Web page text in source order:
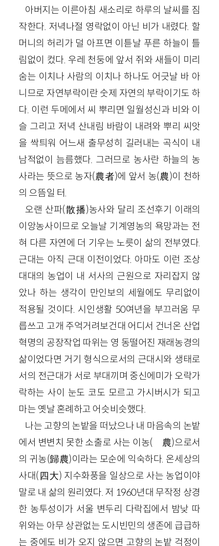
아버지는 이른아침 새소리로 하루의 날씨를 짐
작한다. 저녁나절 영락없이 아닌 비가 내렸다. 할
머니의 허리가 덜 아프면 이튿날 푸른 하늘이 틀
림없이 컸다. 우레 천둥에 앞서 쥐와 새들이 미리
숨는 이치나 사람의 이치나 하나도 어긋날 바 아
니므로 자연부락이란 숫제 자연의 부락이기도 하
다. 이런 두메에서 씨 뿌리면 일월성신과 비와 이
슬 그리고 저녁 산내림 바람이 내려와 뿌리 씨앗
을 싹틔워 어느새 출무성히 길러내는 곡식이 내
남적없이 늠름했다. 그러므로 농사란 하늘의 농
사라는 뜻으로 농자(農者)에 앞서 농(農)이 천하
의 으뜸일 터.
오랜 산파(散播)농사와 달리 조선후기 이래의
이앙농사이므로 오늘날 기계영농의 욕망과는 전
혀 다른 자연에 더 기우는 노릇이 삶의 전부였다.
근대는 아직 근대 이전이었다. 아마도 이런 조상
대대의 농업이 내 서사의 근원으로 자리잡지 않
았나 하는 생각이 만인보의 세월에도 무리없이
적용될 것이다. 시인생활 50여년을 부끄러움 무
릅쓰고 고개 주억거려보건대 어디서 건너온 산업
혁명의 공장작업 따위는 영 동떨어진 재래농경의
삶이었다면 거기 형식으로서의 근대시와 생태로
서의 전근대가 서로 부대끼며 중신에미가 오락가
락하는 사이 눈도 코도 모르고 가시버시가 되고
마는 옛날 혼례하고 어슷비슷했다.
나는 고향의 논밭을 떠났으나 내 마음속의 논밭
에서 변변치 못한 소출로 사는 이농(離農)으로서
의 귀농(歸農)이라는 모순에 익숙하다. 온세상의
사대(四大) 지수화풍을 일상으로 사는 농업이야
말로 내 삶의 원리였다. 저 1960년대 무작정 상경
한 농투성이가 서울 변두리 다락집에서 밤낮 따
위와는 아무 상관없는 도시빈민의 생존에 급급하
는 중에도 비가 오지 않으면 고향의 논밭 걱정이